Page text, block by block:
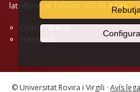
late@urv.cat
84 66
Com arribar-hi
Transport
© Universitat Rovira i Virgili · Avís